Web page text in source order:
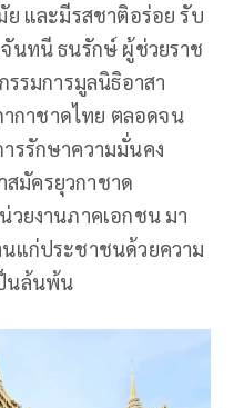
และมีรสชาติอร่อย รับ
นทนี ธนรักษ์ ผู้ช่วยราช
รรมการมูลนิธิอาสา
กาชาดไทย ตลอดจน
รรักษาความมั่นคง
สมัครยุวกาชาด
ยงานภาคเอกชน มา
แก่ประชาชนด้วยความ
นล้นพ้น